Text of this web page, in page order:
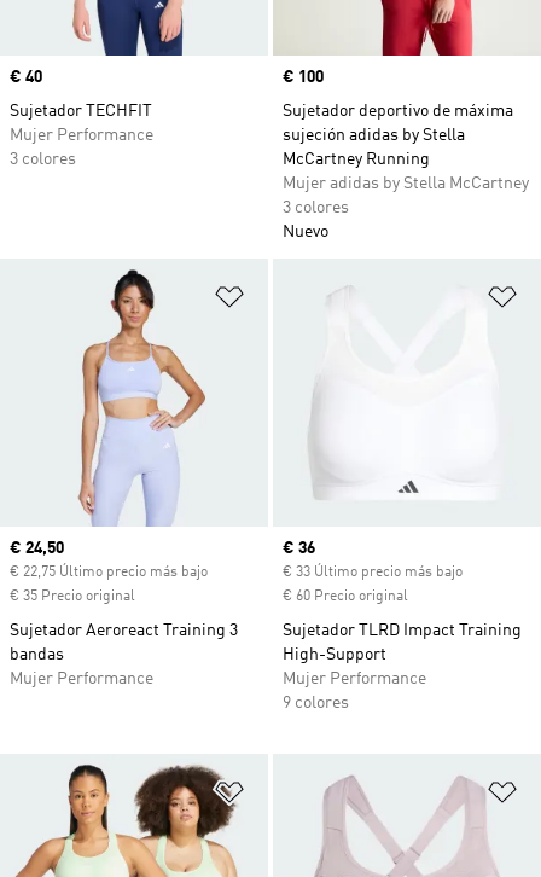
Precio
€ 40
Sujetador TECHFIT
Mujer Performance
3 colores
Precio
€ 100
Sujetador deportivo de máxima
sujeción adidas by Stella
McCartney Running
Mujer adidas by Stella McCartney
3 colores
Nuevo
Añadir a la lista de deseos
Precio actual
€ 24,50
€ 22,75 Último precio más bajo
€ 35 Precio original
Sujetador Aeroreact Training 3
bandas
Mujer Performance
Precio actual
€ 36
€ 33 Último precio más bajo
€ 60 Precio original
Sujetador TLRD Impact Training
High-Support
Mujer Performance
9 colores
Añadir a la lista de deseos